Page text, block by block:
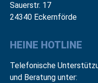
Sauerstr. 17
24340 Eckernförde
HEINE HOTLINE
Telefonische
und Beratung unter: